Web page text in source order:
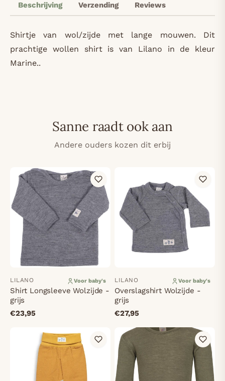
Beschrijving Verzending Reviews
Shirtje van wol/zijde met lange mouwen. Dit
prachtige wollen shirt is van Lilano in de kleur
Marine..
Sanne raadt ook aan
Andere ouders kozen dit erbij
LILANO Voor baby's
Shirt Longsleeve Wolzijde -
grijs
€23,95
LILANO Voor baby's
Overslagshirt Wolzijde -
grijs
€27,95